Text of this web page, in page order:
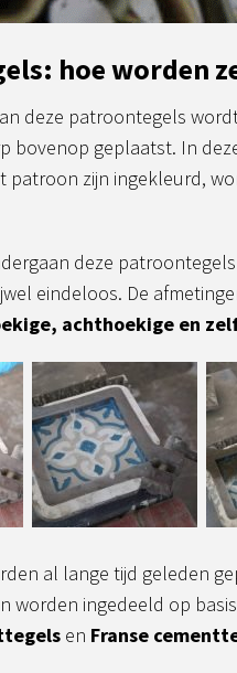
hoe worden
deze patroontegels
bovenop geplaatst. In
patroon zijn ingekleurd,
deze
eindeloos. De
achthoekige en
al lange tijd geleden
worden ingedeeld op
en Franse